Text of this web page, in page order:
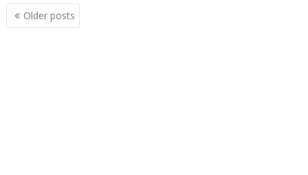
Posts
navigation
Older posts